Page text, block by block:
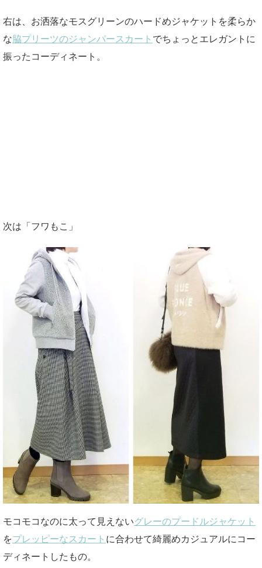
右は、お洒落なモスグリーンのハードめジャケットを柔らか
な脇プリーツのジャンパースカート でちょっとエレガントに
振ったコーディネート。
次は「フワもこ」
モコモコなのに太って見えないグレーのプードルジャケット
をプレッピーなスカート に合わせて綺麗めカジュアルにコー
ディネートしたもの。